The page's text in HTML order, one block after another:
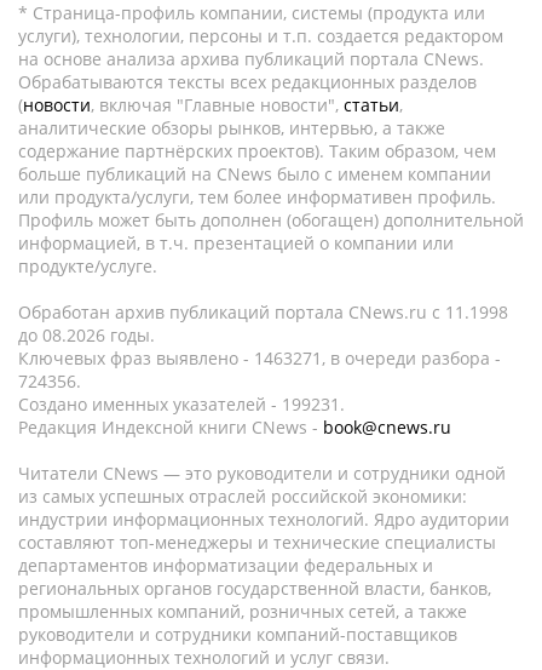
* Страница-профиль компании, системы (продукта или
услуги), технологии, персоны и т.п. создается редактором
на основе анализа архива публикаций портала CNews.
Обрабатываются тексты всех редакционных разделов
(новости, включая "Главные новости", статьи,
аналитические обзоры рынков, интервью, а также
содержание партнёрских проектов). Таким образом, чем
больше публикаций на CNews было с именем компании
или продукта/услуги, тем более информативен профиль.
Профиль может быть дополнен (обогащен) дополнительной
информацией, в т.ч. презентацией о компании или
продукте/услуге.
Обработан архив публикаций портала CNews.ru c 11.1998
до 08.2026 годы.
Ключевых фраз выявлено - 1463271, в очереди разбора -
724356.
Создано именных указателей - 199231.
Редакция Индексной книги CNews - book@cnews.ru
Читатели CNews — это руководители и сотрудники одной
из самых успешных отраслей российской экономики:
индустрии информационных технологий. Ядро аудитории
составляют топ-менеджеры и технические специалисты
департаментов информатизации федеральных и
региональных органов государственной власти, банков,
промышленных компаний, розничных сетей, а также
руководители и сотрудники компаний-поставщиков
информационных технологий и услуг связи.